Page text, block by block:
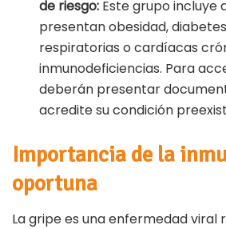
de riesgo: Este grupo incluye
presentan obesidad,
respiratorias o cardíacas
inmunodeficiencias. Para
deberán presentar
acredite su condición
Importancia de la
oportuna
La gripe es una enfermedad viral